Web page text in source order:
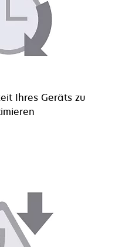
Ihres Geräts zu